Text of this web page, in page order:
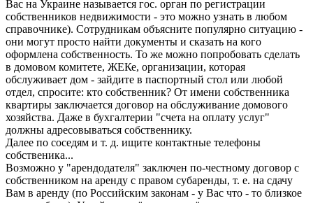
Вас на Украине называется гос. орган по регистрации
собственников недвижимости - это можно узнать в любом
справочнике). Сотрудникам объясните популярно ситуацию -
они могут просто найти документы и сказать на кого
оформлена собственность. То же можно попробовать сделать
в домовом комитете, ЖЕКе, организации, которая
обслуживает дом - зайдите в паспортный стол или любой
отдел, спросите: кто собственник? От имени собственника
квартиры заключается договор на обслуживание домового
хозяйства. Даже в бухгалтерии "счета на оплату услуг"
должны адресовываться собственнику.
Далее по соседям и т. д. ищите контактные телефоны
собственика...
Возможно у "арендодателя" заключен по-честному договор с
собственником на аренду с правом субаренды, т. е. на сдачу
Вам в аренду (по Российским законам - у Вас что - то близкое